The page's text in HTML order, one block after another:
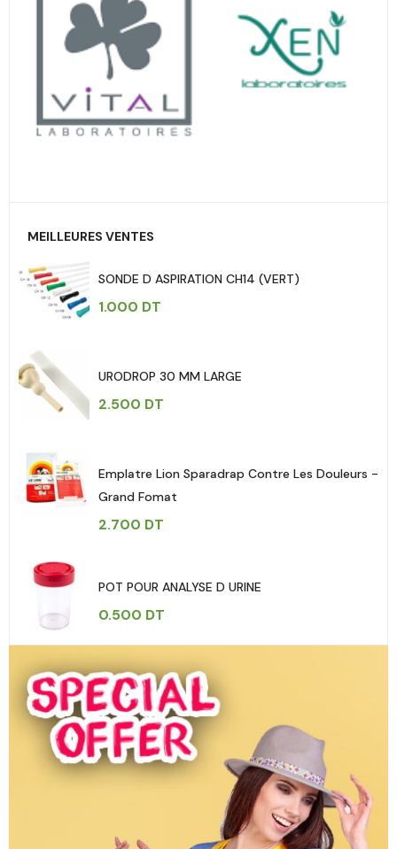
MEILLEURES VENTES
SONDE D ASPIRATION CH14 (VERT)
1.000 DT
URODROP 30 MM LARGE
2.500 DT
Emplatre Lion Sparadrap Contre Les Douleurs -
Grand Fomat
2.700 DT
POT POUR ANALYSE D URINE
0.500 DT